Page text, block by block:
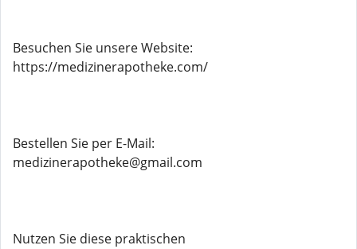
Besuchen Sie unsere Website:
https://medizinerapotheke.com/
Bestellen Sie per E-Mail:
medizinerapotheke@gmail.com
Nutzen Sie diese praktischen